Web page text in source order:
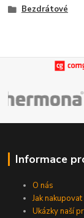
Bezdrátové
Informace
O nás
Jak nakupovat
Ukázky naší